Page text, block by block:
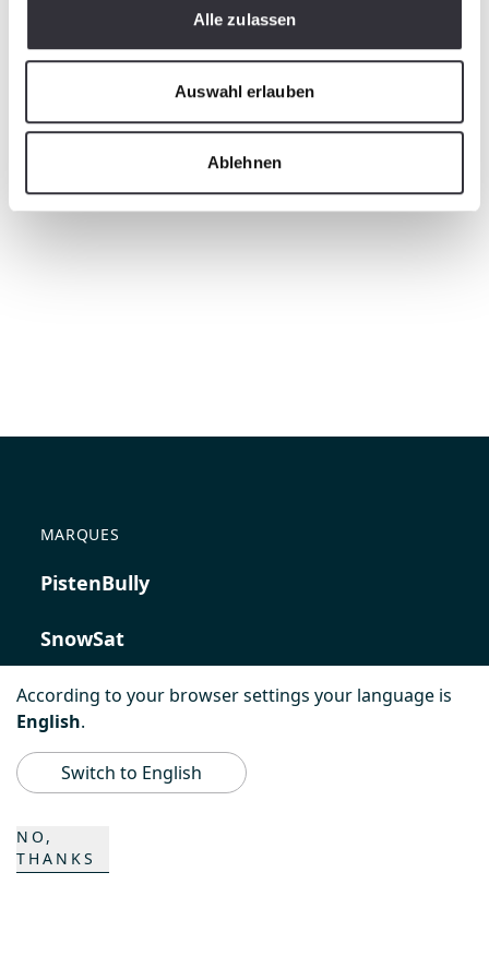
Alle zulassen
Auswahl erlauben
Ablehnen
MARQUES
PistenBully
SnowSat
PowerBully
BeachTech
K COMPOSITES
According to your browser settings your language is
English.
NO,
THANKS
Switch to English